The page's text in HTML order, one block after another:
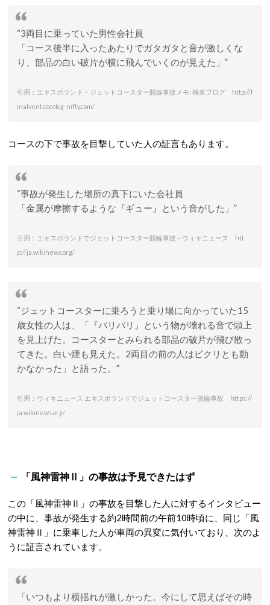
“3両目に乗っていた男性会社員
「コース後半に入ったあたりでガタガタと音が激しくな
り、部品の白い破片が横に飛んでいくのが見えた」”
引用：エキスポランド・ジェットコースター脱線事故メモ: 極東ブログ http://f
inalvent.cocolog-nifty.com/
コースの下で事故を目撃していた人の証言もあります。
“事故が発生した場所の真下にいた会社員
「金属が摩擦するような『ギュー』という音がした」”
引用：エキスポランドでジェットコースター脱輪事故 – ウィキニュース htt
p://ja.wikinews.org/
“ジェットコースターに乗ろうと乗り場に向かっていた15
歳女性の人は、「『バリバリ』という物が壊れる音で頭上
を見上げた。コースターとみられる部品の破片が飛び散っ
てきた。白い煙も見えた。2両目の前の人はピクリとも動
かなかった」と語った。”
引用：ウィキニュース エキスポランドでジェットコースター脱輪事故 https://
ja.wikinews.org/
「風神雷神Ⅱ」の事故は予見できたはず
この「風神雷神Ⅱ」の事故を目撃した人に対するインタビュー
の中に、事故が発生する約2時間前の午前10時頃に、同じ「風
神雷神Ⅱ」に乗車した人が車両の異変に気付いており、次のよ
うに証言されています。
「いつもより横揺れが激しかった。今にして思えばその時